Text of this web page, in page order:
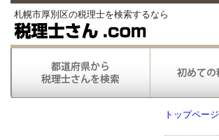
札幌市厚別区の税理士を検索するなら
トップページ